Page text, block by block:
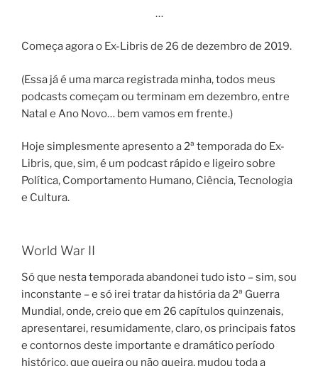
…
Começa agora o Ex-Libris de 26 de dezembro de 2019.
(Essa já é uma marca registrada minha, todos meus
podcasts começam ou terminam em dezembro, entre
Natal e Ano Novo… bem vamos em frente.)
Hoje simplesmente apresento a 2ª temporada do Ex-
Libris, que, sim, é um podcast rápido e ligeiro sobre
Política, Comportamento Humano, Ciência, Tecnologia
e Cultura.
World War II
Só que nesta temporada abandonei tudo isto – sim, sou
inconstante – e só irei tratar da história da 2ª Guerra
Mundial, onde, creio que em 26 capítulos quinzenais,
apresentarei, resumidamente, claro, os principais fatos
e contornos deste importante e dramático período
histórico, que queira ou não queira, mudou toda a